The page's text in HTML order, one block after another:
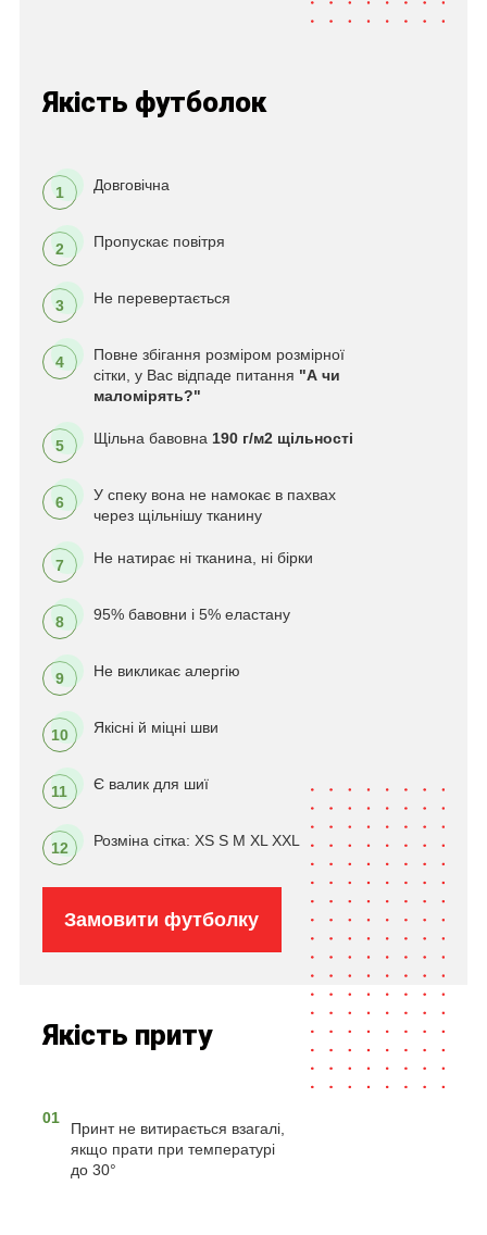
Якість футболок
1 Довговічна
2 Пропускає повітря
3 Не перевертається
4
Повне збігання розміром розмірної
сітки, у Вас відпаде питання "А чи
маломірять?"
5 Щільна бавовна 190 г/м2 щільності
6
У спеку вона не намокає в пахвах
через щільнішу тканину
7 Не натирає ні тканина, ні бірки
8 95% бавовни і 5% еластану
9 Не викликає алергію
10 Якісні й міцні шви
11 Є валик для шиї
12 Розміна сітка: XS S M XL XXL
Замовити футболку
Якість приту
01
Принт не витирається взагалі,
якщо прати при температурі
до 30°